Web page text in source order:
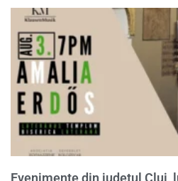
Evenimente din județul Cluj,